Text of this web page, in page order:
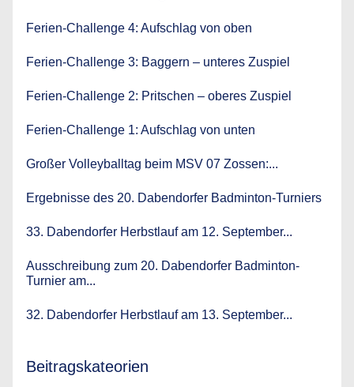
Ferien-Challenge 4: Aufschlag von oben
Ferien-Challenge 3: Baggern – unteres Zuspiel
Ferien-Challenge 2: Pritschen – oberes Zuspiel
Ferien-Challenge 1: Aufschlag von unten
Großer Volleyballtag beim MSV 07 Zossen:...
Ergebnisse des 20. Dabendorfer Badminton-Turniers
33. Dabendorfer Herbstlauf am 12. September...
Ausschreibung zum 20. Dabendorfer Badminton-
Turnier am...
32. Dabendorfer Herbstlauf am 13. September...
Beitragskateorien